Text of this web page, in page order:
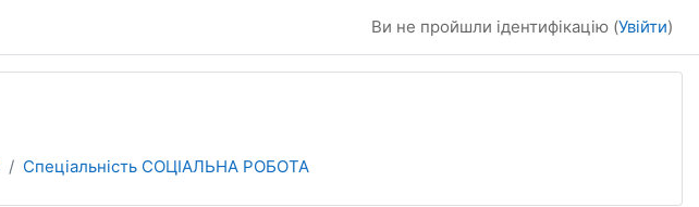
Ви не пройшли ідентифікацію (Увійти)
Спеціальність СОЦІАЛЬНА РОБОТА